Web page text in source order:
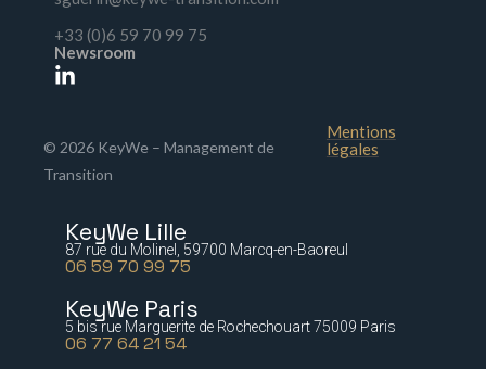
+33 (0)6 59 70 99 75
Newsroom
© 2026 KeyWe – Management de
Transition
Mentions
légales
KeyWe Lille
87 rue du Molinel, 59700 Marcq-en-Baoreul
06 59 70 99 75
KeyWe Paris
5 bis rue Marguerite de Rochechouart 75009 Paris
06 77 64 21 54